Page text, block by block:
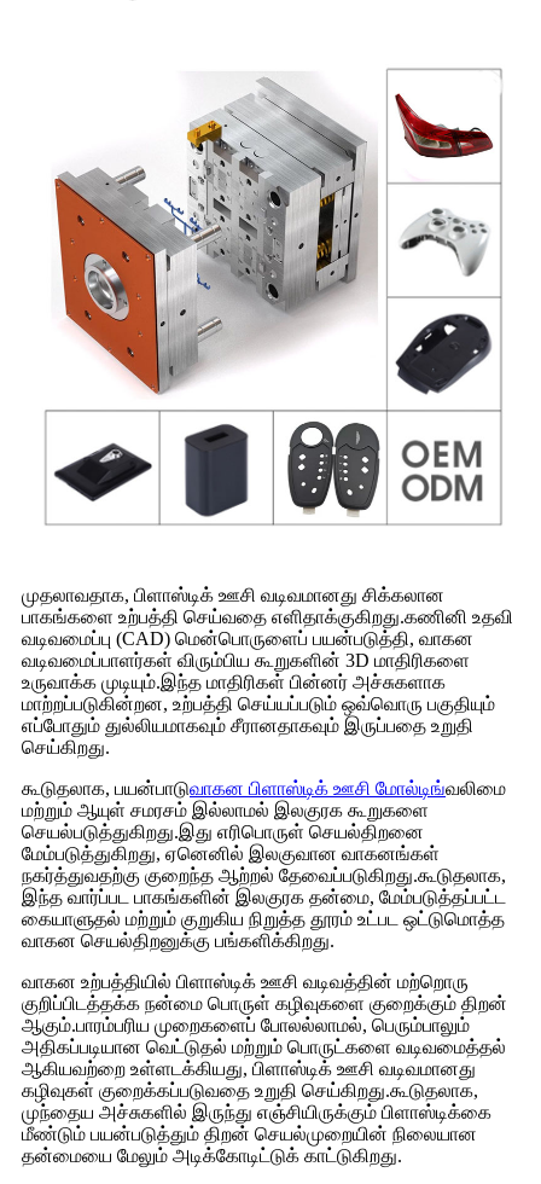
முதலாவதாக, பிளாஸ்டிக் ஊசி வடிவமானது சிக்கலான
பாகங்களை உற்பத்தி செய்வதை எளிதாக்குகிறது.கணினி உதவி
வடிவமைப்பு (CAD) மென்பொருளைப் பயன்படுத்தி, வாகன
வடிவமைப்பாளர்கள் விரும்பிய கூறுகளின் 3D மாதிரிகளை
உருவாக்க முடியும்.இந்த மாதிரிகள் பின்னர் அச்சுகளாக
மாற்றப்படுகின்றன, உற்பத்தி செய்யப்படும் ஒவ்வொரு பகுதியும்
எப்போதும் துல்லியமாகவும் சீரானதாகவும் இருப்பதை உறுதி
செய்கிறது.
கூடுதலாக, பயன்பாடுவாகன பிளாஸ்டிக் ஊசி மோல்டிங்வலிமை
மற்றும் ஆயுள் சமரசம் இல்லாமல் இலகுரக கூறுகளை
செயல்படுத்துகிறது.இது எரிபொருள் செயல்திறனை
மேம்படுத்துகிறது, ஏனெனில் இலகுவான வாகனங்கள்
நகர்த்துவதற்கு குறைந்த ஆற்றல் தேவைப்படுகிறது.கூடுதலாக,
இந்த வார்ப்பட பாகங்களின் இலகுரக தன்மை, மேம்படுத்தப்பட்ட
கையாளுதல் மற்றும் குறுகிய நிறுத்த தூரம் உட்பட ஒட்டுமொத்த
வாகன செயல்திறனுக்கு பங்களிக்கிறது.
வாகன உற்பத்தியில் பிளாஸ்டிக் ஊசி வடிவத்தின் மற்றொரு
குறிப்பிடத்தக்க நன்மை பொருள் கழிவுகளை குறைக்கும் திறன்
ஆகும்.பாரம்பரிய முறைகளைப் போலல்லாமல், பெரும்பாலும்
அதிகப்படியான வெட்டுதல் மற்றும் பொருட்களை வடிவமைத்தல்
ஆகியவற்றை உள்ளடக்கியது, பிளாஸ்டிக் ஊசி வடிவமானது
கழிவுகள் குறைக்கப்படுவதை உறுதி செய்கிறது.கூடுதலாக,
முந்தைய அச்சுகளில் இருந்து எஞ்சியிருக்கும் பிளாஸ்டிக்கை
மீண்டும் பயன்படுத்தும் திறன் செயல்முறையின் நிலையான
தன்மையை மேலும் அடிக்கோடிட்டுக் காட்டுகிறது.